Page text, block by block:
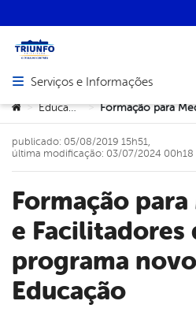
Abrir menu principal de
Serviços e Informações
Você está aqui:
> Educação >
Formação para Mediadores
e Facilitadores
programa
Educação
publicado: 05/08/2019 15h51,
última modificação: 03/07/2024 00h18